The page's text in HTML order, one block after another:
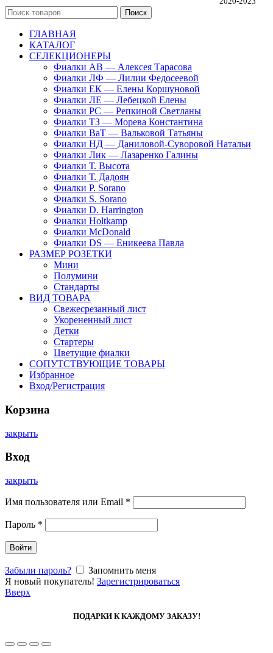
Поиск
ГЛАВНАЯ
КАТАЛОГ
СЕЛЕКЦИОНЕРЫ
Фиалки АВ — Алексея Тарасова
Фиалки ЛФ — Лилии Федосеевой
Фиалки ЕК — Елены Коршуновой
Фиалки ЛЕ — Лебецкой Елены
Фиалки РС — Репкиной Светланы
Фиалки ТЗ — Морева Константина
Фиалки ВаТ — Вальковой Татьяны
Фиалки НД — Даниловой-Суворовой Натальи
Фиалки Лик — Лазаренко Галины
Фиалки Т. Высота
Фиалки Т. Дадоян
Фиалки P. Sorano
Фиалки S. Sorano
Фиалки D. Harrington
Фиалки Holtkamp
Фиалки McDonald
Фиалки DS — Еникеева Павла
РАЗМЕР РОЗЕТКИ
Мини
Полумини
Стандарты
ВИД ТОВАРА
Свежесрезанный лист
Укорененный лист
Детки
Стартеры
Цветущие фиалки
СОПУТСТВУЮЩИЕ ТОВАРЫ
Избранное
Вход/Регистрация
Корзина
закрыть
Вход
закрыть
Имя пользователя или Email *
Пароль *
Войти
Забыли пароль?
Запомнить меня
Я новый покупатель! Зарегистрироваться
Вверх
ПОДАРКИ К КАЖДОМУ ЗАКАЗУ!